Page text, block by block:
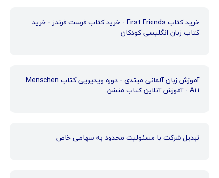
خرید کتاب First Friends - خرید کتاب فرست فرندز - خرید
کتاب زبان انگلیسی کودکان
آموزش زبان آلمانی مبتدی - دوره ویدیویی کتاب Menschen
A1.1 - آموزش آنلاین کتاب منشن
تبدیل شرکت با مسئولیت محدود به سهامی خاص